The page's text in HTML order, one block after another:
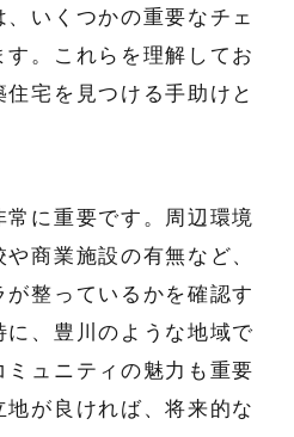
いくつかの重要なチェ
。これらを理解してお
宅を見つける手助けと
に重要です。周辺環境
商業施設の有無など、
整っているかを確認す
、豊川のような地域で
ュニティの魅力も重要
が良ければ、将来的な